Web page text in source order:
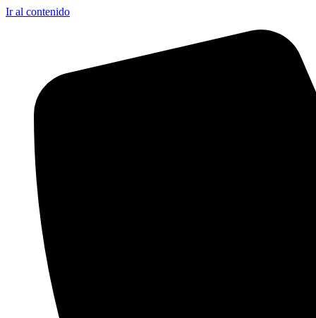
Ir al contenido